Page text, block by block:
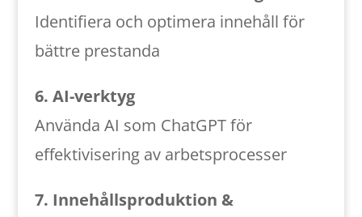
Identifiera och optimera innehåll för
bättre prestanda
6. AI-verktyg
Använda AI som ChatGPT för
effektivisering av arbetsprocesser
7. Innehållsproduktion &